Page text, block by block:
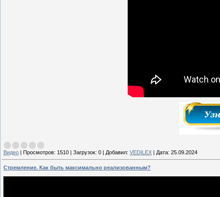
Видео | Просмотров: 1510 | Загрузок: 0 | Добавил: VEDILEX | Дата: 25.09.2024
Стремление. Как быть максимально реализованным?